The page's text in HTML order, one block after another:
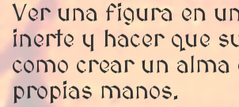
Ver una figura en
inerte y hacer que
como crear un alma
propias manos.